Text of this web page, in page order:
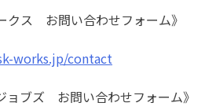
クス お問い合わせフォーム》
works.jp/contact
ョブズ お問い合わせフォーム》